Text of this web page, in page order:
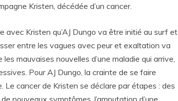
Kristen, décédée d’un cancer.
avec Kristen qu’AJ Dungo va être initié au surf et
entre les vagues avec peur et exaltation va
mauvaises nouvelles d’une maladie qui arrive,
Pour AJ Dungo, la crainte de se faire
Le cancer de Kristen se déclare par étapes : des
nouveaux symptômes, l’amputation d’une